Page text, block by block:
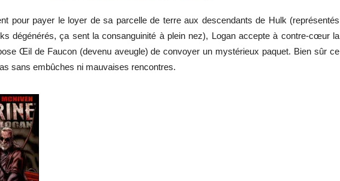
pour payer le loyer de sa parcelle de terre aux descendants de Hulk (représentés
dégénérés, ça sent la consanguinité à plein nez), Logan accepte à contre-cœur la
Œil de Faucon (devenu aveugle) de convoyer un mystérieux paquet. Bien sûr ce
sans embûches ni mauvaises rencontres.